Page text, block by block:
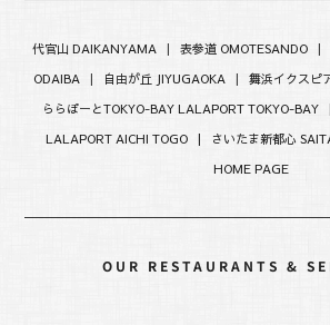
代官山 DAIKANYAMA | 表参道 OMOTESANDO |
ODAIBA | 自由が丘 JIYUGAOKA | 舞浜イクスピ
ららぽーとTOKYO-BAY LALAPORT TOKYO-BAY
LALAPORT AICHI TOGO |
さいたま新都心
HOME PAGE
OUR RESTAURANTS &